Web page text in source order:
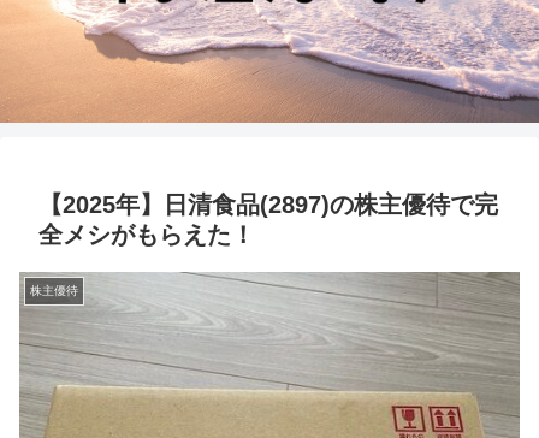
【2025年】日清食品(2897)の株主優待で完
全メシがもらえた！
株主優待